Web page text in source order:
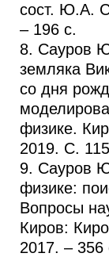
сост. Ю.А.
– 196 с.
8. Сауров
земляка
со дня
физике.
2019. С.
9. Сауров
физике:
Вопросы
Киров:
2017. – 356